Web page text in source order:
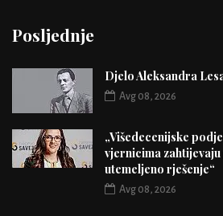
Posljednje
Djelo Aleksandra
Avg 08, 2026
„Višedecenijske
vjernicima
utemeljeno rješenje“
Avg 08, 2026